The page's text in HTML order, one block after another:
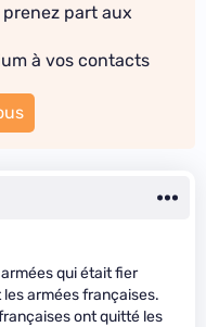
part aux
à vos contacts
qui était fier
armées françaises.
ont quitté les